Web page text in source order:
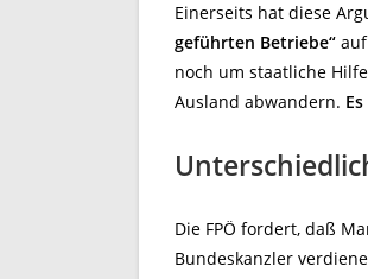
Einerseits hat diese
geführten Betriebe“
noch um staatliche
Ausland abwandern.
Die FPÖ fordert, daß
Bundeskanzler